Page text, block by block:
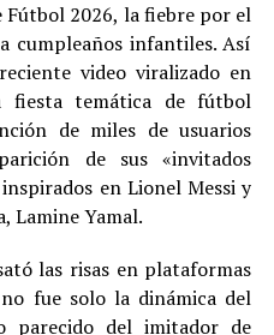
Fútbol 2026, la fiebre por el
cumpleaños infantiles. Así
video viralizado en
fiesta temática de fútbol
de miles de usuarios
de sus «invitados
en Lionel Messi y
Lamine Yamal.
las risas en plataformas
fue solo la dinámica del
parecido del imitador de